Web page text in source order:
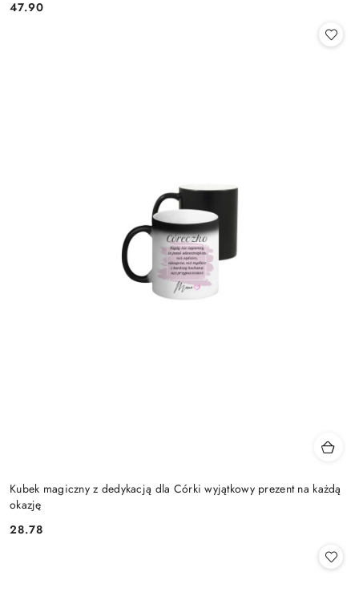
Cena:
47.90
Kubek magiczny z dedykacją dla Córki wyjątkowy prezent na każdą
okazję
Cena:
28.78